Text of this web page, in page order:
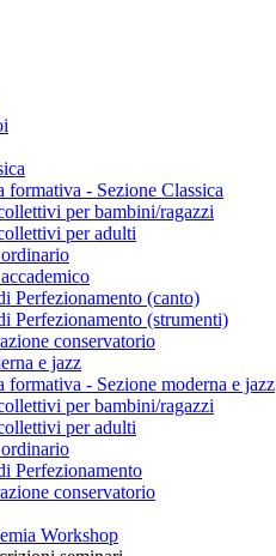
formativa - Sezione Classica
per bambini/ragazzi
per adulti
Perfezionamento (canto)
Perfezionamento (strumenti)
conservatorio
e jazz
formativa - Sezione moderna e jazz
per bambini/ragazzi
per adulti
Perfezionamento
conservatorio
Workshop